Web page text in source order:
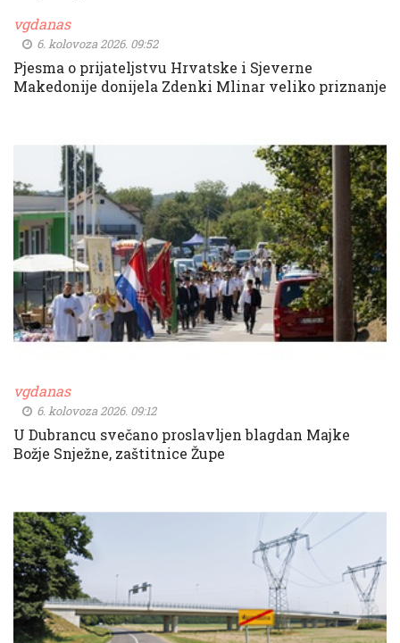
vgdanas
6. kolovoza 2026. 09:52
Pjesma o prijateljstvu Hrvatske i Sjeverne
Makedonije donijela Zdenki Mlinar veliko priznanje
vgdanas
6. kolovoza 2026. 09:12
U Dubrancu svečano proslavljen blagdan Majke
Božje Snježne, zaštitnice Župe